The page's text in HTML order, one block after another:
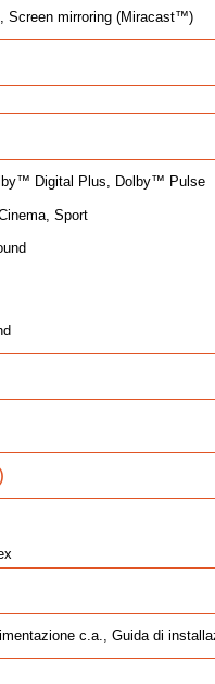
Screen mirroring (Miracast™)
Digital Plus, Dolby™ Pulse
Sport
c.a., Guida di